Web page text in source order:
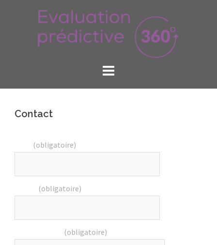
Contact
(obligatoire)
(obligatoire)
(obligatoire)